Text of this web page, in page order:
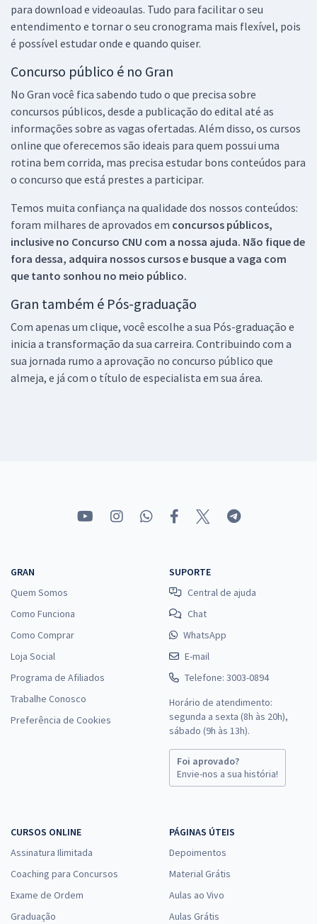
para download e videoaulas. Tudo para facilitar o seu
entendimento e tornar o seu cronograma mais flexível, pois
é possível estudar onde e quando quiser.
Concurso público é no Gran
No Gran você fica sabendo tudo o que precisa sobre
concursos públicos, desde a publicação do edital até as
informações sobre as vagas ofertadas. Além disso, os cursos
online que oferecemos são ideais para quem possui uma
rotina bem corrida, mas precisa estudar bons conteúdos para
o concurso que está prestes a participar.
Temos muita confiança na qualidade dos nossos conteúdos:
foram milhares de aprovados em concursos públicos,
inclusive no Concurso CNU com a nossa ajuda. Não fique de
fora dessa, adquira nossos cursos e busque a vaga com
que tanto sonhou no meio público.
Gran também é Pós-graduação
Com apenas um clique, você escolhe a sua Pós-graduação e
inicia a transformação da sua carreira. Contribuindo com a
sua jornada rumo a aprovação no concurso público que
almeja, e já com o título de especialista em sua área.
GRAN
Quem Somos
Como Funciona
Como Comprar
Loja Social
Programa de Afiliados
Trabalhe Conosco
Preferência de Cookies
SUPORTE
Central de ajuda
Chat
WhatsApp
E-mail
Telefone: 3003-0894
Horário de atendimento:
segunda a sexta (8h às 20h),
sábado (9h às 13h).
Foi aprovado?
Envie-nos a sua história!
CURSOS ONLINE
Assinatura Ilimitada
Coaching para Concursos
Exame de Ordem
Graduação
PÁGINAS ÚTEIS
Depoimentos
Material Grátis
Aulas ao Vivo
Aulas Grátis